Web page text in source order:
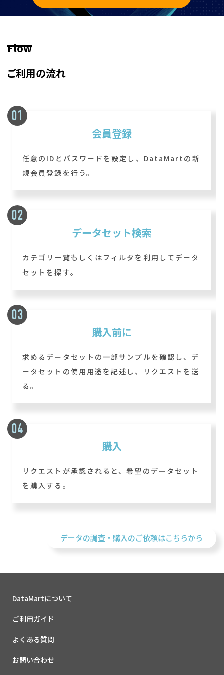
Flow
ご利用の流れ
会員登録
任意のIDとパスワードを設定し、DataMartの新
規会員登録を行う。
データセット検索
カテゴリ一覧もしくはフィルタを利用してデータ
セットを探す。
購入前に
求めるデータセットの一部サンプルを確認し、デ
ータセットの使用用途を記述し、リクエストを送
る。
購入
リクエストが承認されると、希望のデータセット
を購入する。
データの調査・購入のご依頼はこちらから
DataMartについて
ご利用ガイド
よくある質問
お問い合わせ